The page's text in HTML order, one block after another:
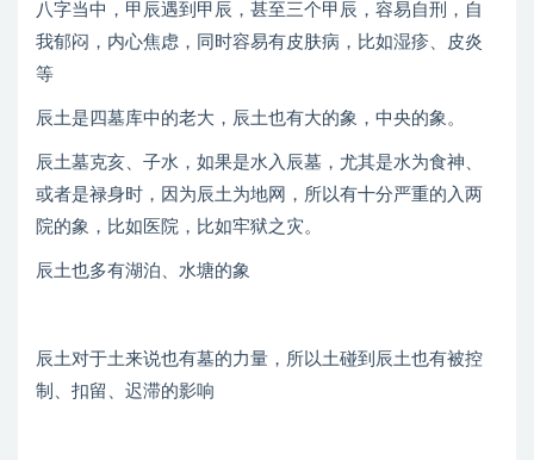
八字当中，甲辰遇到甲辰，甚至三个甲辰，容易自刑，自
我郁闷，内心焦虑，同时容易有皮肤病，比如湿疹、皮炎
等
辰土是四墓库中的老大，辰土也有大的象，中央的象。
辰土墓克亥、子水，如果是水入辰墓，尤其是水为食神、
或者是禄身时，因为辰土为地网，所以有十分严重的入两
院的象，比如医院，比如牢狱之灾。
辰土也多有湖泊、水塘的象
辰土对于土来说也有墓的力量，所以土碰到辰土也有被控
制、扣留、迟滞的影响